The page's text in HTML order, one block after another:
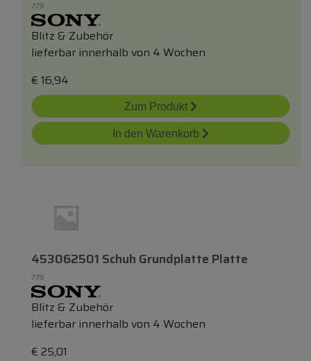
775
Blitz & Zubehör
lieferbar innerhalb von 4 Wochen
€ 16,94
Zum Produkt
In den Warenkorb
453062501 Schuh Grundplatte Platte
775
Blitz & Zubehör
lieferbar innerhalb von 4 Wochen
€ 25,01